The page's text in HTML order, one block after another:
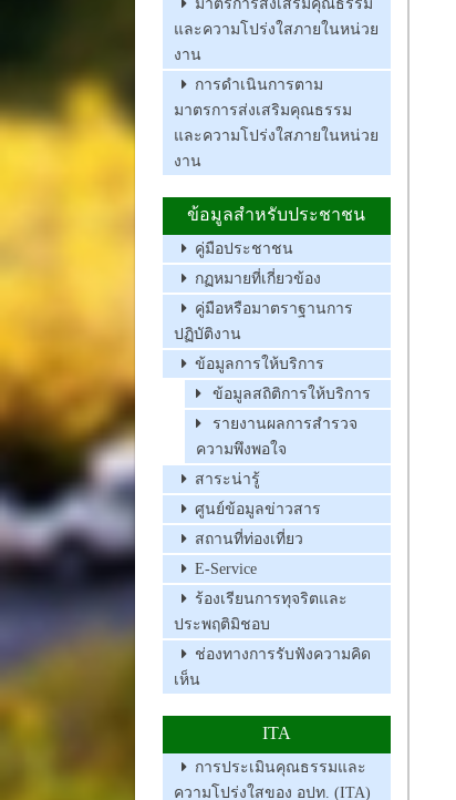
มาตรการส่งเสริมคุณธรรม
และความโปร่งใสภายในหน่วย
งาน
การดำเนินการตาม
มาตรการส่งเสริมคุณธรรม
และความโปร่งใสภายในหน่วย
งาน
ข้อมูลสำหรับประชาชน
คู่มือประชาชน
กฏหมายที่เกี่ยวข้อง
คู่มือหรือมาตราฐานการ
ปฏิบัติงาน
ข้อมูลการให้บริการ
ข้อมูลสถิติการให้บริการ
รายงานผลการสำรวจ
ความพึงพอใจ
สาระน่ารู้
ศูนย์ข้อมูลข่าวสาร
สถานที่ท่องเที่ยว
E-Service
ร้องเรียนการทุจริตและ
ประพฤติมิชอบ
ช่องทางการรับฟังความคิด
เห็น
ITA
การประเมินคุณธรรมและ
ความโปร่งใสของ อปท. (ITA)